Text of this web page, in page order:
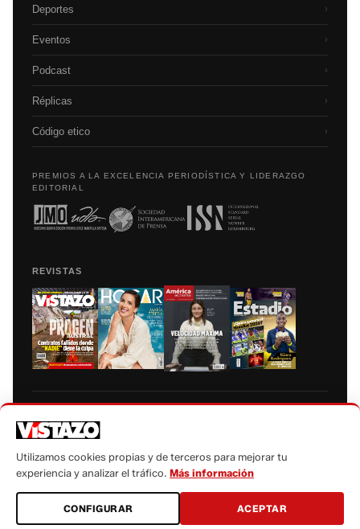
Deportes ›
Eventos ›
Podcast ›
Réplicas ›
Código etico ›
PREMIOS A LA EXCELENCIA PERIODÍSTICA Y LIDERAZGO
EDITORIAL
REVISTAS
autorización escrita de su titular, de todos los contenidos de Vistazo.com.
Utilizamos cookies propias y de terceros para mejorar tu
experiencia y analizar el tráfico. Más información
CONFIGURAR ACEPTAR